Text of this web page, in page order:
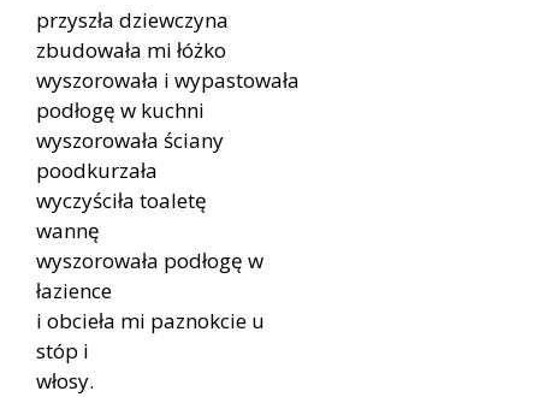
przyszła dziewczyna
zbudowała mi łóżko
wyszorowała i wypastowała
podłogę w kuchni
wyszorowała ściany
poodkurzała
wyczyściła toaletę
wannę
wyszorowała podłogę w
łazience
i obcieła mi paznokcie u
stóp i
włosy.